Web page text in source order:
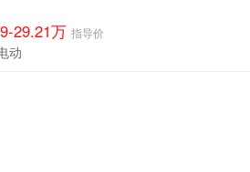
29.21万指导价
动